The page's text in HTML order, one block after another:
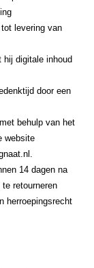
levering van
digitale inhoud
door een
behulp van het
website
14 dagen na
retourneren
herroepingsrecht